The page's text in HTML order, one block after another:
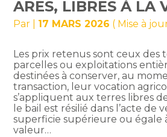
ARES, LIBRES À LA
Par 17 MARS 2026 ( Mise à
Les prix retenus sont ceux des
parcelles ou exploitations
destinées à conserver, au
transaction, leur vocation
s’appliquent aux terres libres
le bail est résilié dans l’acte de
superficie supérieure ou égale
valeur…